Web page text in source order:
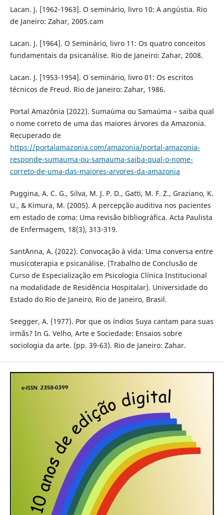
Lacan. J. [1962-1963]. O seminário, livro 10: A angústia. Rio
de Janeiro: Zahar, 2005.cam
Lacan. J. [1964]. O Seminário, livro 11: Os quatro conceitos
fundamentais da psicanálise. Rio de Janeiro: Zahar, 2008.
Lacan. J. [1953-1954]. O seminário, livro 01: Os escritos
técnicos de Freud. Rio de Janeiro: Zahar, 1986.
Portal Amazônia (2022). Sumaúma ou Samaúma – saiba qual
o nome correto de uma das maiores árvores da Amazonia.
Recuperado de
https://portalamazonia.com/amazonia/portal-amazonia-
responde-sumauma-ou-samauma-saiba-qual-o-nome-
correto-de-uma-das-maiores-arvores-da-amazonia
Puggina, A. C. G., Silva, M. J. P. D., Gatti, M. F. Z., Graziano, K.
U., & Kimura, M. (2005). A percepção auditiva nos pacientes
em estado de coma: Uma revisão bibliográfica. Acta Paulista
de Enfermagem, 18(3), 313-319.
Sant´Anna, A. (2022). Convocação à vida: Uma conversa entre
musicoterapia e psicanálise. (Trabalho de Conclusão de
Curso de Especialização em Psicologia Clínica Institucional
na modalidade de Residência Hospitalar). Universidade do
Estado do Rio de Janeiro, Rio de Janeiro, Brasil.
Seegger, A. (1977). Por que os índios Suya cantam para suas
irmãs? In G. Velho, Arte e Sociedade: Ensaios sobre
sociologia da arte. (pp. 39-63). Rio de Janeiro: Zahar.